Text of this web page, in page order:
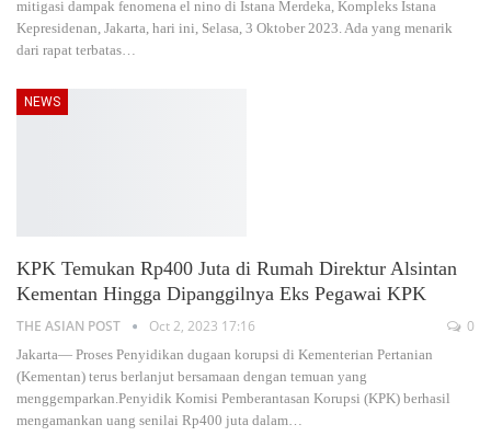
mitigasi dampak fenomena el nino di Istana Merdeka, Kompleks Istana
Kepresidenan, Jakarta, hari ini, Selasa, 3 Oktober 2023. Ada yang menarik
dari rapat terbatas…
NEWS
KPK Temukan Rp400 Juta di Rumah Direktur Alsintan
Kementan Hingga Dipanggilnya Eks Pegawai KPK
THE ASIAN POST Oct 2, 2023 17:16 0
Jakarta— Proses Penyidikan dugaan korupsi di Kementerian Pertanian
(Kementan) terus berlanjut bersamaan dengan temuan yang
menggemparkan.Penyidik Komisi Pemberantasan Korupsi (KPK) berhasil
mengamankan uang senilai Rp400 juta dalam